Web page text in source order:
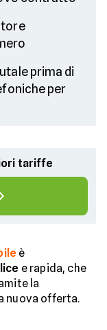
prima di
per
tariffe
è
e rapida, che
la
nuova offerta.